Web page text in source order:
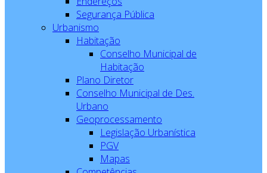
Segurança Pública
Urbanismo
Habitação
Conselho Municipal de
Habitação
Plano Diretor
Conselho Municipal de Des.
Urbano
Geoprocessamento
Legislação Urbanística
PGV
Mapas